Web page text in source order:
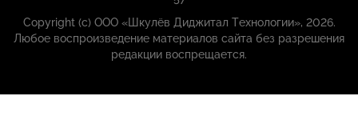
Copyright (с) ООО «Шкулёв Диджитал Технологии», 2026.
Любое воспроизведение материалов сайта без разрешения
редакции воспрещается.